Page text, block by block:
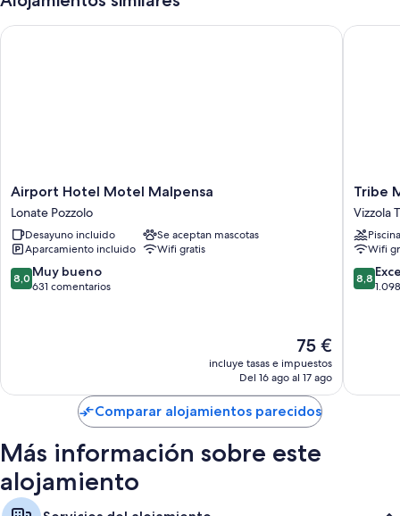
Servicios de conserjería, una sala de reuniones y consigna de
incluyen los siguientes:
Juegos de cama hipoalergénicos y cunas (de pago)
Baños con bidés y bañeras o duchas
Televisiones de 30 pulgadas con canales por satélite
Servicio de limpieza diario, cargadores o adaptadores eléctricos y
Airport
Hotel
Motel
Malpensa
Lonate
Pozzolo
Airport Hotel Motel Malpensa
Lonate Pozzolo
Desayuno incluido
Se aceptan mascotas
Aparcamiento incluido
Wifi gratis
8.0
sobre
8,0 Muy bueno
631 comentarios
El
precio
actual
de
75 €
75 €
incluye tasas e impuestos
Del 16 ago al 17 ago
Airport Hotel Motel Malpensa
Tribe
Milano
Vizzola
Ticino
Tribe
Vizzola
Piscina
Wifi
8.8
sobre
8,8
Tribe
Comparar alojamientos parecidos
Más información sobre este
alojamiento